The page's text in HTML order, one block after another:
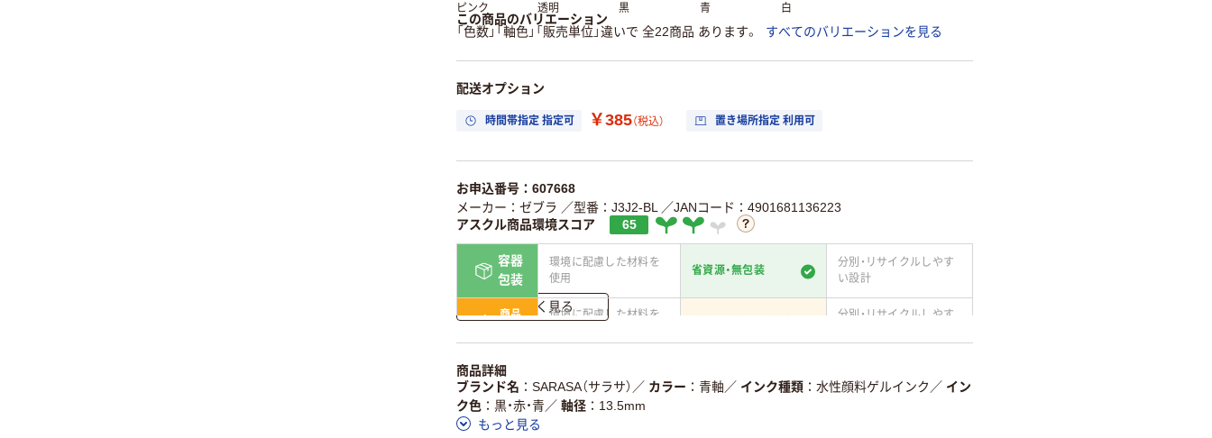
ピンク 透明 黒 青 白
この商品のバリエーション
「色数」「軸色」「販売単位」違いで 全22商品 あります。
すべてのバリエーションを見る
配送オプション
時間帯指定 指定可 ￥385（税込） 置き場所指定 利用可
お申込番号：607668
メーカー：ゼブラ ／型番：J3J2-BL ／JANコード：4901681136223
アスクル商品環境スコア
65
容器
包装
環境に配慮した材料を
使用
省資源・無包装
分別・リサイクルしやす
い設計
商品
環境に配慮した材料を
分別・リサイクルしやす
仕組
ある
いる
削減
この商品の環境配慮ポイントです。詳しくはページ下部の商品詳細「
ア詳細／加点項目
詳しく見る
商品詳細
ブランド名
SARASA（サラサ） ／ カラー 青軸 ／ インク種類 水性顔料ゲルインク ／ イン
ク色
黒・赤・青／ 軸径
13.5mm
もっと見る